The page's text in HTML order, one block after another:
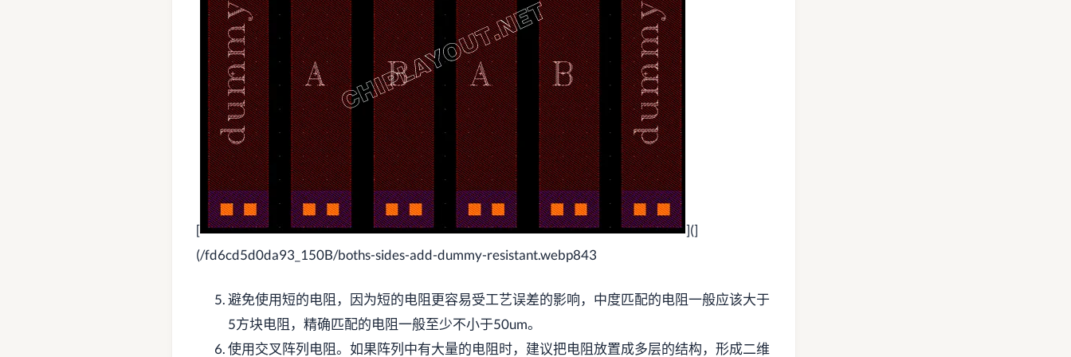
[
](]
(/fd6cd5d0da93_150B/boths-sides-add-dummy-resistant.webp843
避免使用短的电阻，因为短的电阻更容易受工艺误差的影响，中度匹配的电阻一般应该大于
5方块电阻，精确匹配的电阻一般至少不小于50um。
使用交叉阵列电阻。如果阵列中有大量的电阻时，建议把电阻放置成多层的结构，形成二维